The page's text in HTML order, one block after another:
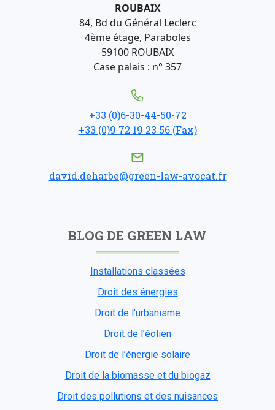
ROUBAIX
84, Bd du Général Leclerc
4ème étage, Paraboles
59100 ROUBAIX
Case palais : n° 357
+33 (0)6-30-44-50-72
+33 (0)9 72 19 23 56 (Fax)
david.deharbe@green-law-avocat.fr
BLOG DE GREEN LAW
Installations classées
Droit des énergies
Droit de l'urbanisme
Droit de l’éolien
Droit de l’énergie solaire
Droit de la biomasse et du biogaz
Droit des pollutions et des nuisances